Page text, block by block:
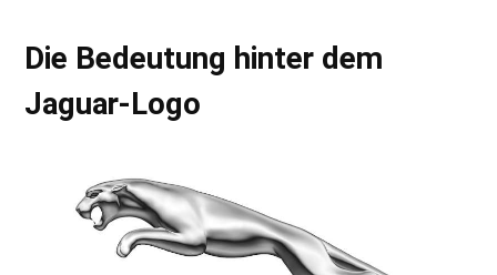
Die Bedeutung hinter dem
Jaguar-Logo